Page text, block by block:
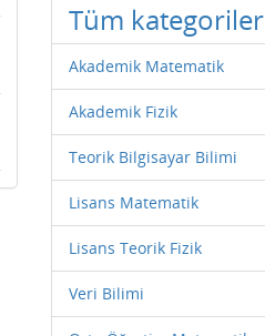
Tüm kategoriler
Akademik Matematik
Akademik Fizik
Teorik Bilgisayar Bilimi
Lisans Matematik
Lisans Teorik Fizik
Veri Bilimi